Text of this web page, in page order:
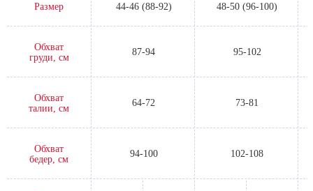
Размер 44-46 (88-92) 48-50 (96-100)
Обхват
груди, см
87-94 95-102
Обхват
талии, см
64-72 73-81
Обхват
бедер, см
94-100 102-108